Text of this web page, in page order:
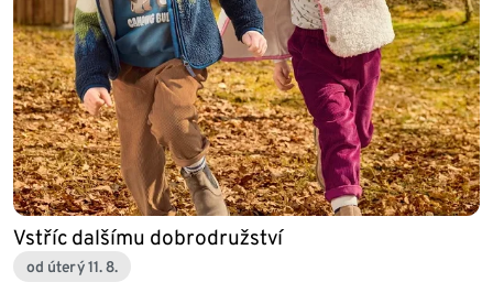
Vstříc dalšímu dobrodružství
od úterý 11. 8.